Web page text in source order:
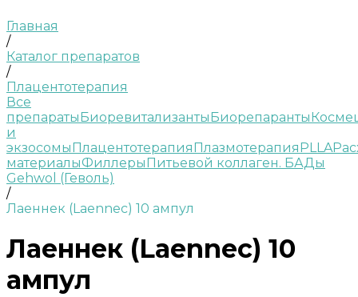
Главная
/
Каталог препаратов
/
Плацентотерапия
Все
препаратыБиоревитализантыБиорепаранты
и
экзосомыПлацентотерапияПлазмотерапияPLLA
материалыФиллерыПитьевой коллаген. БАДы
Gehwol (Геволь)
/
Лаеннек (Laennec) 10 ампул
Лаеннек (Laennec) 10
ампул